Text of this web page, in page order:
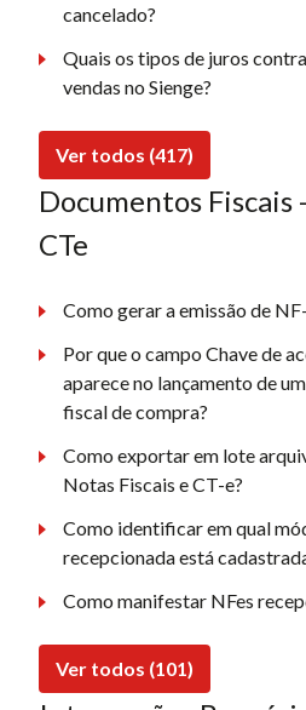
cancelado?
Quais os tipos de juros
vendas no Sienge?
Ver todos (417)
Documentos Fiscais
CTe
Como gerar a emissão de
Por que o campo Chave de
aparece no lançamento de
fiscal de compra?
Como exportar em lote
Notas Fiscais e CT-e?
Como identificar em qual
recepcionada está
Como manifestar NFes
Ver todos (101)